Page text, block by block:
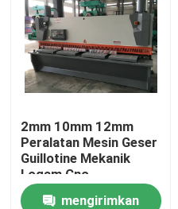
Tentang kita
Wisata pabrik
Kontrol kualitas
Hubungi kami
2mm 10mm 12mm
Peralatan Mesin Geser
Guillotine Mekanik
Logam Cnc
mengirimkan